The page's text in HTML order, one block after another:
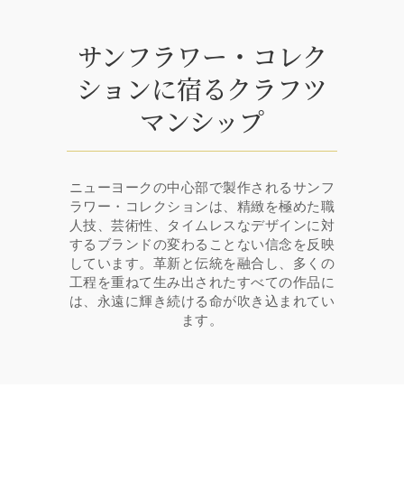
サンフラワー・コレク
ションに宿るクラフツ
マンシップ
ニューヨークの中心部で製作されるサンフ
ラワー・コレクションは、精緻を極めた職
人技、芸術性、タイムレスなデザインに対
するブランドの変わることない信念を反映
しています。革新と伝統を融合し、多くの
工程を重ねて生み出されたすべての作品に
は、永遠に輝き続ける命が吹き込まれてい
ます。